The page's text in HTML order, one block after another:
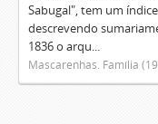
Sabugal", tem um
descrevendo
1836 o arqu...
Mascarenhas. Família